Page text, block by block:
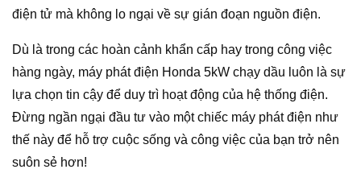
điện tử mà không lo ngại về sự gián đoạn nguồn điện.
Dù là trong các hoàn cảnh khẩn cấp hay trong công việc
hàng ngày, máy phát điện Honda 5kW chạy dầu luôn là sự
lựa chọn tin cậy để duy trì hoạt động của hệ thống điện.
Đừng ngần ngại đầu tư vào một chiếc máy phát điện như
thế này để hỗ trợ cuộc sống và công việc của bạn trở nên
suôn sẻ hơn!